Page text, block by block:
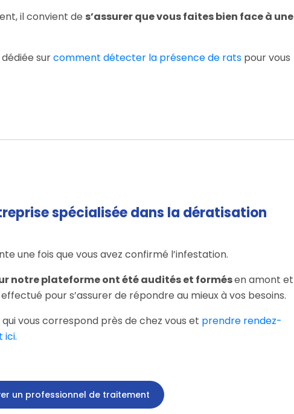
il convient de s’assurer que vous faites bien face à une
surcomment détecter la présence de rats pour vous
spécialisée dans la dératisation
une fois que vous avez confirmé l’infestation.
notre plateforme ont été audités et formésen amont et
pour s’assurer de répondre au mieux à vos besoins.
vous correspond près de chez vous et prendre rendez-
ici.
un professionnel de traitement